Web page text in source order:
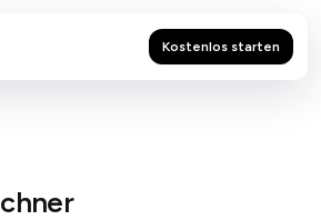
Kostenlos starten